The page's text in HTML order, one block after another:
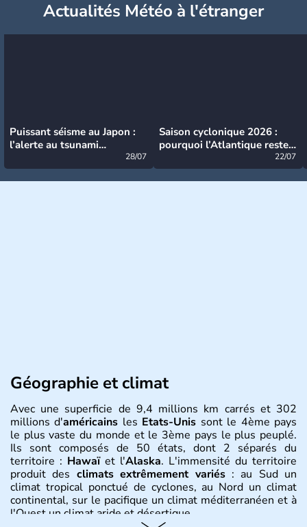
Actualités Météo à l'étranger
Puissant séisme au Japon :
l’alerte au tsunami
28/07
Saison cyclonique 2026 :
pourquoi l’Atlantique reste
22/07
Géographie et climat
Avec une superficie de 9,4 millions km carrés et 302
millions d'américains les Etats-Unis sont le 4ème pays
le plus vaste du monde et le 3ème pays le plus peuplé.
Ils sont composés de 50 états, dont 2 séparés du
territoire : Hawaïet l'Alaska. L'immensité du territoire
produit des climats extrêmement variés: au Sud un
climat tropical ponctué de cyclones, au Nord un climat
continental, sur le pacifique un climat méditerranéen et à
l'Ouest un climat aride et désertique.